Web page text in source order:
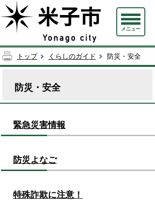
メニュー
トップ くらしのガイド 防災・安全
防災・安全
緊急災害情報
防災よなご
特殊詐欺に注意！